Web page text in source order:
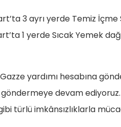
3 ayrı yerde Temiz İçme
1 yerde Sıcak Yemek
yardımı hesabına
devam
türlü imkânsızlıklarla